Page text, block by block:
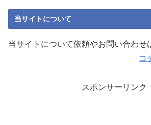
当サイトについて
当サイトについて依頼やお問い合わせ
コ
スポンサーリンク